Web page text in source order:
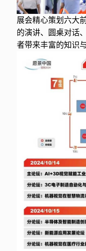
展会精心策划六大
的演讲、圆桌对话
者带来丰富的知识